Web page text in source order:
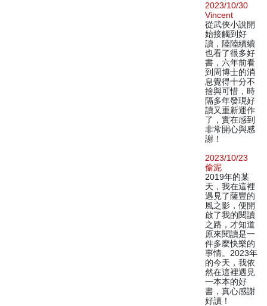
2023/10/30
Vincent
從武俠小說開
始接觸到好
讀，陸陸續續
也看了很多好
書，六年前看
到周博士的消
息覺得十分不
捨與可惜，時
隔多年發現好
讀又重新運作
了，實在感到
非常開心與感
謝！
2023/10/23
偷泥
2019年的某
天，我在這裡
遇見了薩豐的
風之影，便開
啟了我的閱讀
之路，才知道
原來閱讀是一
件多麼快樂的
事情。2023年
的今天，我依
然在這裡遇見
一本本的好
書，真心感謝
好讀！